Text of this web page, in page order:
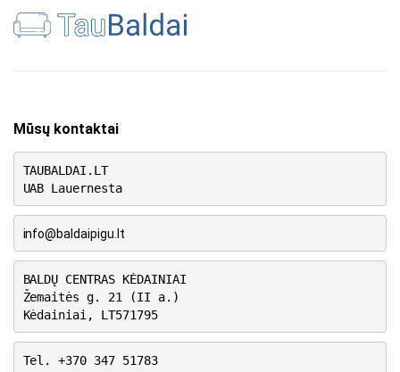
Mūsų kontaktai
TAUBALDAI.LT
UAB Lauernesta
info@baldaipigu.lt
BALDŲ CENTRAS KĖDAINIAI
Žemaitės g. 21 (II a.)
Kėdainiai, LT571795
Tel. +370 347 51783